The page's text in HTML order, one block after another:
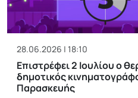
28.06.2026 | 18:10
Επιστρέφει 2 Ιουλίου ο
δημοτικός
Παρασκευής